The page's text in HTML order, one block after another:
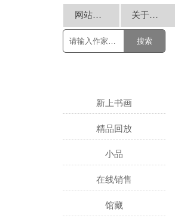
网站首页 关于我们
搜索
新上书画
精品回放
小品
在线销售
馆藏